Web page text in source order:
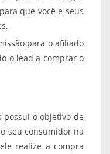
que você e seus
para o afiliado
o lead a comprar o
possui o objetivo de
seu consumidor na
realize a compra